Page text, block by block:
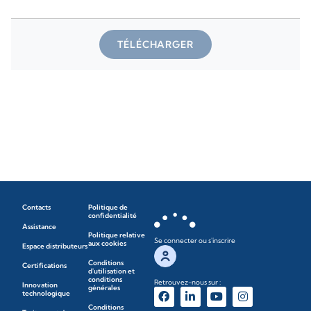
TÉLÉCHARGER
Contacts
Assistance
Espace distributeurs
Certifications
Innovation
technologique
Politique de
confidentialité
Politique relative
aux cookies
Conditions
d'utilisation et
conditions
générales
Conditions
Se connecter ou s'inscrire
Retrouvez-nous sur :